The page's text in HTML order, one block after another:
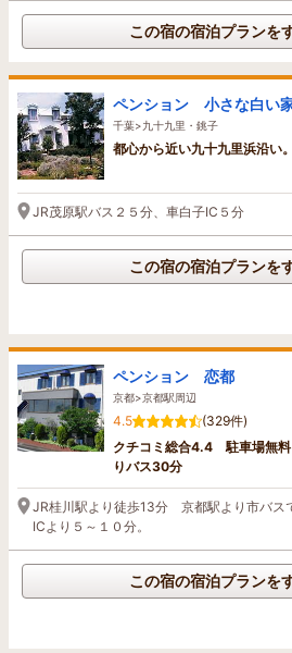
この宿の宿泊プランを
ペンション 小さな白い
千葉>九十九里・銚子
都心から近い九十九里浜沿い。
JR茂原駅バス２５分、車白子IC５分
この宿の宿泊プランを
ペンション 恋都
京都>京都駅周辺
4.5
(329件)
クチコミ総合4.4 駐車場無
りバス30分
JR桂川駅より徒歩13分 京都駅より市バス
ICより５～１０分。
この宿の宿泊プランを